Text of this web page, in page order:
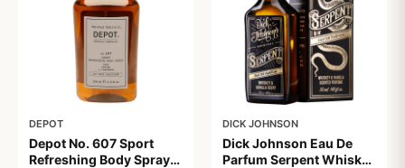
DEPOT
Depot No. 607 Sport
Refreshing Body Spray
DICK JOHNSON
Dick Johnson Eau De
Parfum Serpent Whiskey